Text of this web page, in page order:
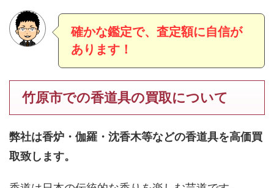
確かな鑑定で、査定額に自信が
あります！
竹原市での香道具の買取について
弊社は香炉・伽羅・沈香木等などの香道具を高価買
取致します。